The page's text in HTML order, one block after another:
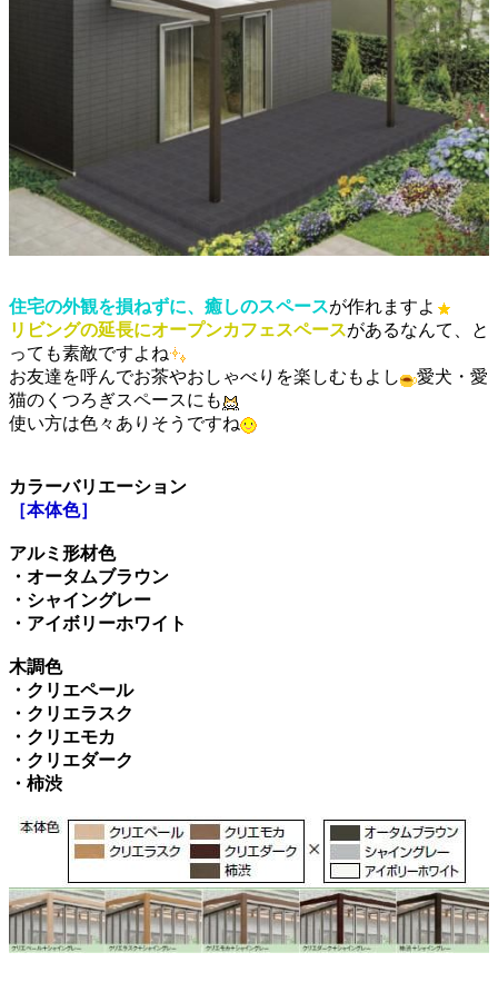
住宅の外観を損ねずに、癒しのスペースが作れますよ
リビングの延長にオープンカフェスペースがあるなんて、と
っても素敵ですよね
お友達を呼んでお茶やおしゃべりを楽しむもよし
愛犬・愛
猫のくつろぎスペースにも
使い方は色々ありそうですね
カラーバリエーション
［本体色］
アルミ形材色
・オータムブラウン
・シャイングレー
・アイボリーホワイト
木調色
・クリエペール
・クリエラスク
・クリエモカ
・クリエダーク
・柿渋